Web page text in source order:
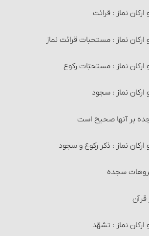
خرید و فروش عین نجس، در شرایطی
خرید و فروش اموالی که از طرق غیر شرعی
خرید و فروش چیزهایی که آمیخته به
خرید و فروشی که آمیخته و همراه غش
آن
تخلّی
نماز : قرائت
نماز : مستحبات قرائت نماز
نماز : مستحبّات رکوع
نماز : سجود
بر آنها صحیح است
نماز : ذکر رکوع و سجود
سجده
نماز : تشهّد